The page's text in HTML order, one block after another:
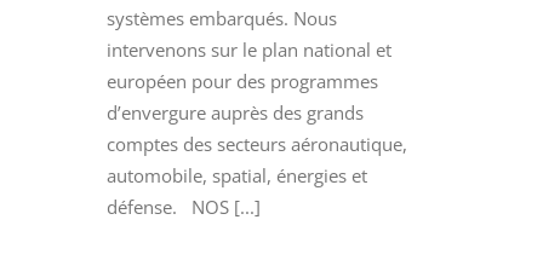
systèmes embarqués. Nous
intervenons sur le plan national et
européen pour des programmes
d’envergure auprès des grands
comptes des secteurs aéronautique,
automobile, spatial, énergies et
défense. NOS [...]